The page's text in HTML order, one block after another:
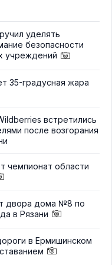
уделять
безопасности
учреждений
35-градусная жара
встретились
после возгорания
чемпионат области
двора дома №8 по
в Рязани
в Ермишинском